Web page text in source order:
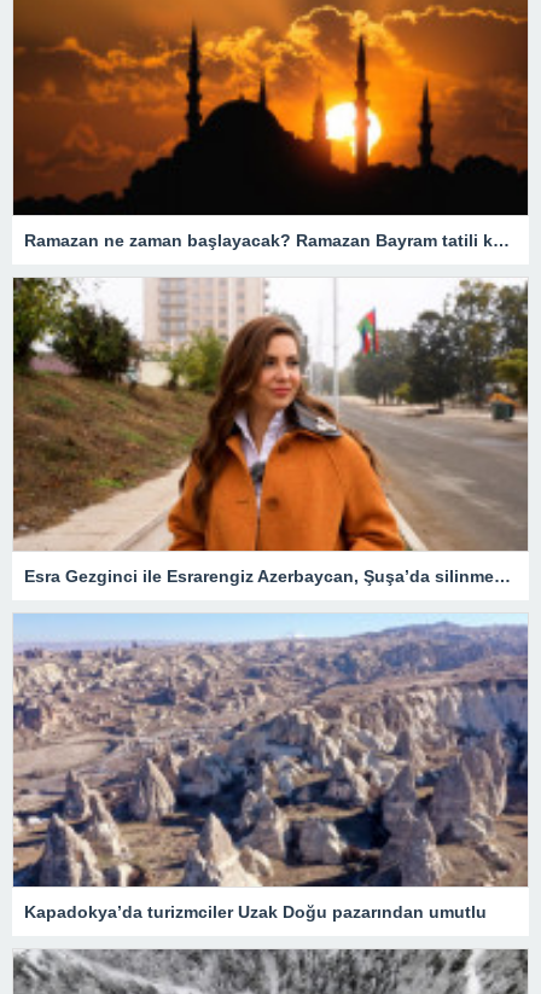
Ramazan ne zaman başlayacak? Ramazan Bayram tatili kaç gün? Orucun insanlar için önemi nedir?
Esra Gezginci ile Esrarengiz Azerbaycan, Şuşa’da silinmek istenen tarihin izlerini sürüyor
Kapadokya’da turizmciler Uzak Doğu pazarından umutlu